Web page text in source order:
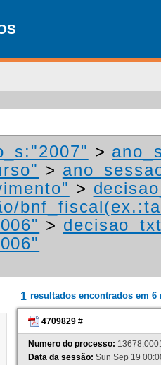
>
>
>
>
1 resultados encontrados em 6
4709829 #
Numero do processo:
Data da sessão: Sun Sep 19